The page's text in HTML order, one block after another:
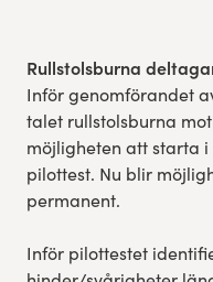
Rullstolsburna
Inför genomförandet
talet rullstolsburna
möjligheten att starta
pilottest. Nu blir
permanent.
Inför pilottestet